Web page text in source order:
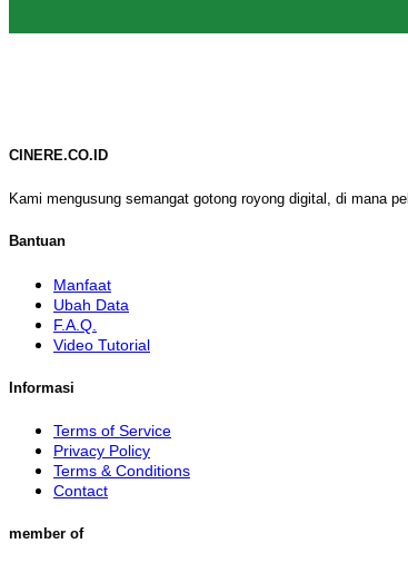
CINERE.CO.ID
Kami mengusung semangat gotong royong digital, di mana
Bantuan
Manfaat
Ubah Data
F.A.Q.
Video Tutorial
Informasi
Terms of Service
Privacy Policy
Terms & Conditions
Contact
member of